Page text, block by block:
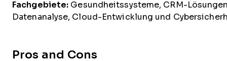
Fachgebiete: Gesundheitssysteme, CRM-
Datenanalyse, Cloud-Entwicklung und
Pros and Cons